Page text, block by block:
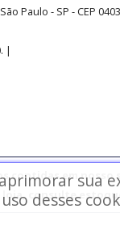
São Paulo - SP - CEP
. |
contidas em
consulte estoque
sua
desses